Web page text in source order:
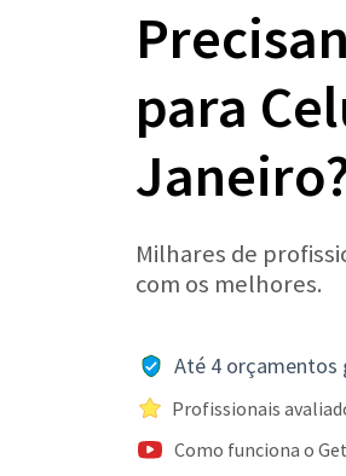
para
Milhares de
com os melhores.
Até 4 orçamentos
Profissionais
Como funciona o